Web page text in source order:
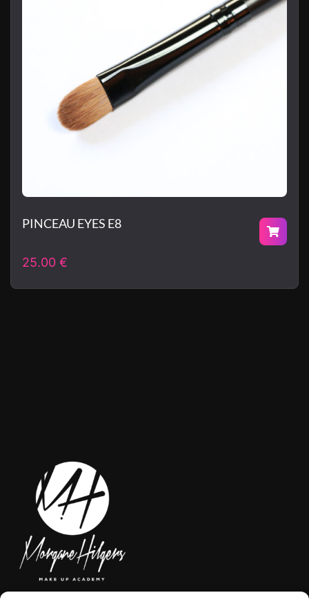
PINCEAU EYES E8
25.00 €